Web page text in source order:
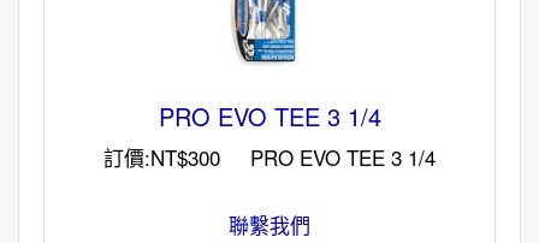
PRO EVO TEE 3 1/4
訂價:NT$300 PRO EVO TEE 3 1/4
聯繫我們